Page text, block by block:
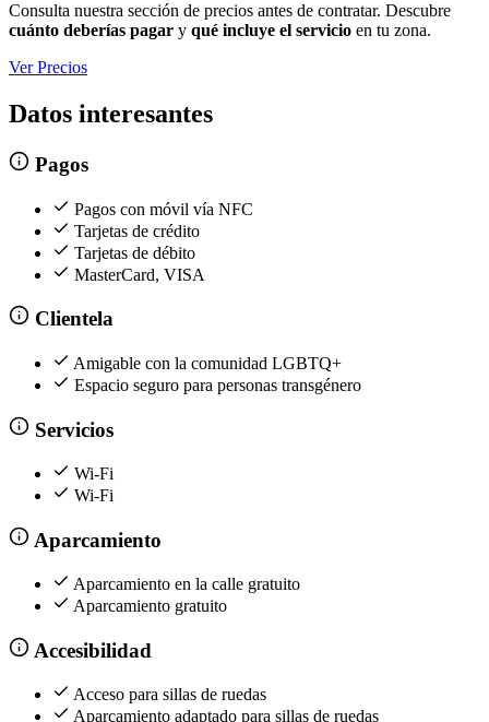
Consulta nuestra sección de precios antes de contratar. Descubre
cuánto deberías pagar y qué incluye el servicio en tu zona.
Ver Precios
Datos interesantes
Pagos
Pagos con móvil vía NFC
Tarjetas de crédito
Tarjetas de débito
MasterCard, VISA
Clientela
Amigable con la comunidad LGBTQ+
Espacio seguro para personas transgénero
Servicios
Wi-Fi
Wi-Fi
Aparcamiento
Aparcamiento en la calle gratuito
Aparcamiento gratuito
Accesibilidad
Acceso para sillas de ruedas
Aparcamiento adaptado para sillas de ruedas